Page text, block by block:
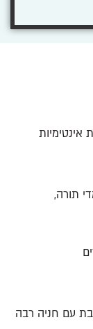
אינטימיות
תורה,
עם חניה רבה